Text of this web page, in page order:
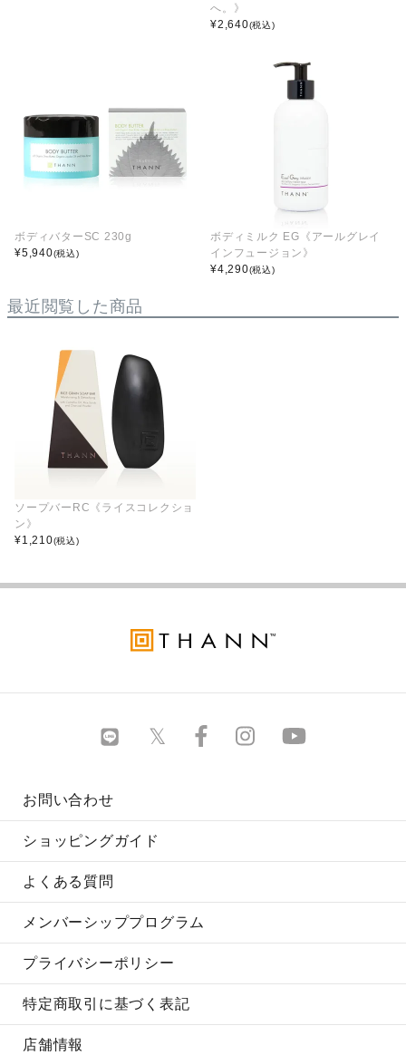
へ。》
¥2,640(税込)
ボディバターSC 230g
¥5,940(税込)
ボディミルク EG《アールグレイ
インフュージョン》
¥4,290(税込)
最近閲覧した商品
ソープバーRC《ライスコレクショ
ン》
¥1,210(税込)
お問い合わせ
ショッピングガイド
よくある質問
メンバーシッププログラム
プライバシーポリシー
特定商取引に基づく表記
店舗情報